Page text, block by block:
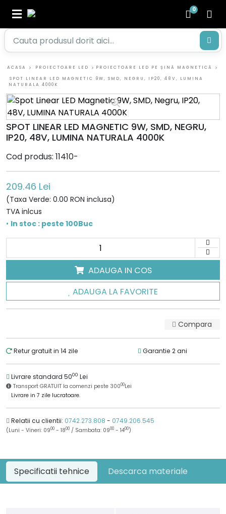
0
ACASA PROIECTOARE LED
PROIECTOARE LED PE ȘINĂ MAGNETICĂ
SPOT LINEAR LED MAGNETIC 9W, SMD, NEGRU, IP20, 48V, LUMINA
NATURALA 4000K
SPOT LINEAR LED MAGNETIC 9W, SMD, NEGRU,
IP20, 48V, LUMINA NATURALA 4000K
Cod produs: 11410-
209.46 Lei
(Taxa Verde: 0.00 RON inclusa)
TVA inlcus
• In stoc : peste 100Buc
ADAUGA IN COS
ADAUGA LA FAVORITE
Compara
Retur gratuit in 14 zile Garantie 2 ani
Livrare standard 5000 Lei
Transport GRATUIT la comenzi peste 30000Lei
Livrare in 7 zile lucratoare.
Relatii cu clientii: 0742.273.808 - 0749.206.545
(Luni - Vineri: 0900 - 1800 / Sambata: 0900 - 1400)
Specificatii tehnice Descarca materiale